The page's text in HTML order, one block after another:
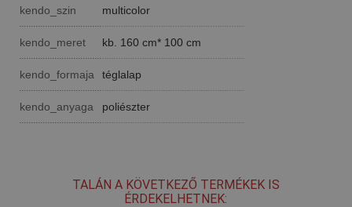
kendo_szin multicolor
kendo_meret kb. 160 cm* 100 cm
kendo_formaja téglalap
kendo_anyaga poliészter
TALÁN A KÖVETKEZŐ TERMÉKEK IS
ÉRDEKELHETNEK: